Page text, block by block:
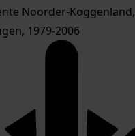
Noorder-Koggenland,
1979-2006